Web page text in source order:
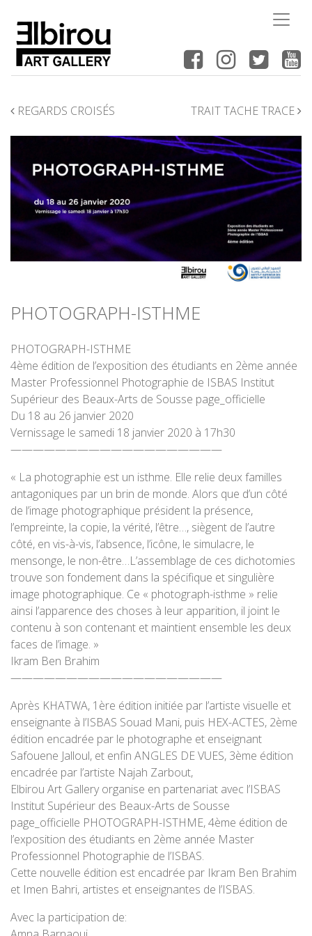
NAVIGATION
REGARDS CROISÉS TRAIT TACHE TRACE
PHOTOGRAPH-ISTHME
PHOTOGRAPH-ISTHME
4ème édition de l’exposition des étudiants en 2ème année
Master Professionnel Photographie de ISBAS Institut
Supérieur des Beaux-Arts de Sousse page_officielle
Du 18 au 26 janvier 2020
Vernissage le samedi 18 janvier 2020 à 17h30
———————————————————
« La photographie est un isthme. Elle relie deux familles
antagoniques par un brin de monde. Alors que d’un côté
de l’image photographique président la présence,
l’empreinte, la copie, la vérité, l’être…, siègent de l’autre
côté, en vis-à-vis, l’absence, l’icône, le simulacre, le
mensonge, le non-être…L’assemblage de ces dichotomies
trouve son fondement dans la spécifique et singulière
image photographique. Ce « photograph-isthme » relie
ainsi l’apparence des choses à leur apparition, il joint le
contenu à son contenant et maintient ensemble les deux
faces de l’image. »
Ikram Ben Brahim
———————————————————
Après KHATWA, 1ère édition initiée par l’artiste visuelle et
enseignante à l’ISBAS Souad Mani, puis HEX-ACTES, 2ème
édition encadrée par le photographe et enseignant
Safouene Jalloul, et enfin ANGLES DE VUES, 3ème édition
encadrée par l’artiste Najah Zarbout,
Elbirou Art Gallery organise en partenariat avec l’ISBAS
Institut Supérieur des Beaux-Arts de Sousse
page_officielle PHOTOGRAPH-ISTHME, 4ème édition de
l’exposition des étudiants en 2ème année Master
Professionnel Photographie de l’ISBAS.
Cette nouvelle édition est encadrée par Ikram Ben Brahim
et Imen Bahri, artistes et enseignantes de l’ISBAS.
Avec la participation de: